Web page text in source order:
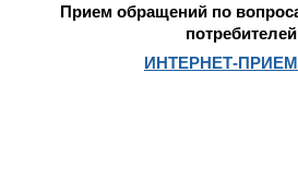
Прием обращений по
потребителей
ИНТЕРНЕТ-